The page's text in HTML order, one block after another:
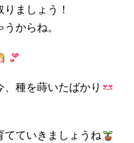
ましょう！
からね。
種を蒔いたばかり
てていきましょうね